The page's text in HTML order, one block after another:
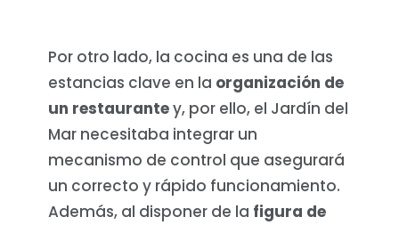
Por otro lado, la cocina es una de las
estancias clave en la organización de
un restaurantey, por ello, el Jardín del
Mar necesitaba integrar un
mecanismo de control que asegurará
un correcto y rápido funcionamiento.
Además, al disponer de la figura de